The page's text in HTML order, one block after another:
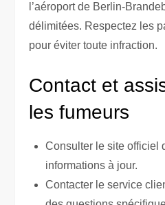
l’aéroport de Berlin-
délimitées. Respectez les
pour éviter toute infraction.
Contact et
les fumeurs
Consulter le site officiel
informations à jour.
Contacter le service